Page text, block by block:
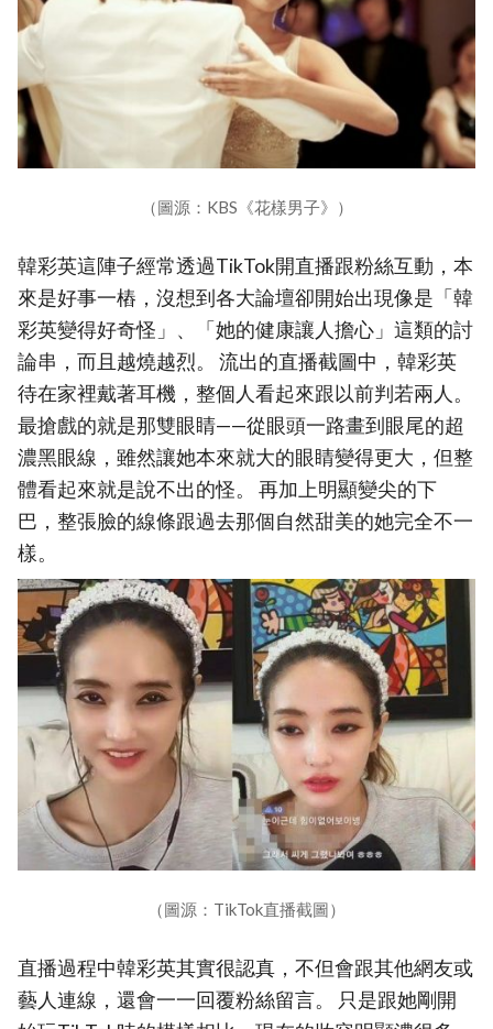
（圖源：KBS《花樣男子》）
韓彩英這陣子經常透過TikTok開直播跟粉絲互動，本
來是好事一樁，沒想到各大論壇卻開始出現像是「韓
彩英變得好奇怪」、「她的健康讓人擔心」這類的討
論串，而且越燒越烈。 流出的直播截圖中，韓彩英
待在家裡戴著耳機，整個人看起來跟以前判若兩人。
最搶戲的就是那雙眼睛——從眼頭一路畫到眼尾的超
濃黑眼線，雖然讓她本來就大的眼睛變得更大，但整
體看起來就是說不出的怪。 再加上明顯變尖的下
巴，整張臉的線條跟過去那個自然甜美的她完全不一
樣。
（圖源：TikTok直播截圖）
直播過程中韓彩英其實很認真，不但會跟其他網友或
藝人連線，還會一一回覆粉絲留言。 只是跟她剛開